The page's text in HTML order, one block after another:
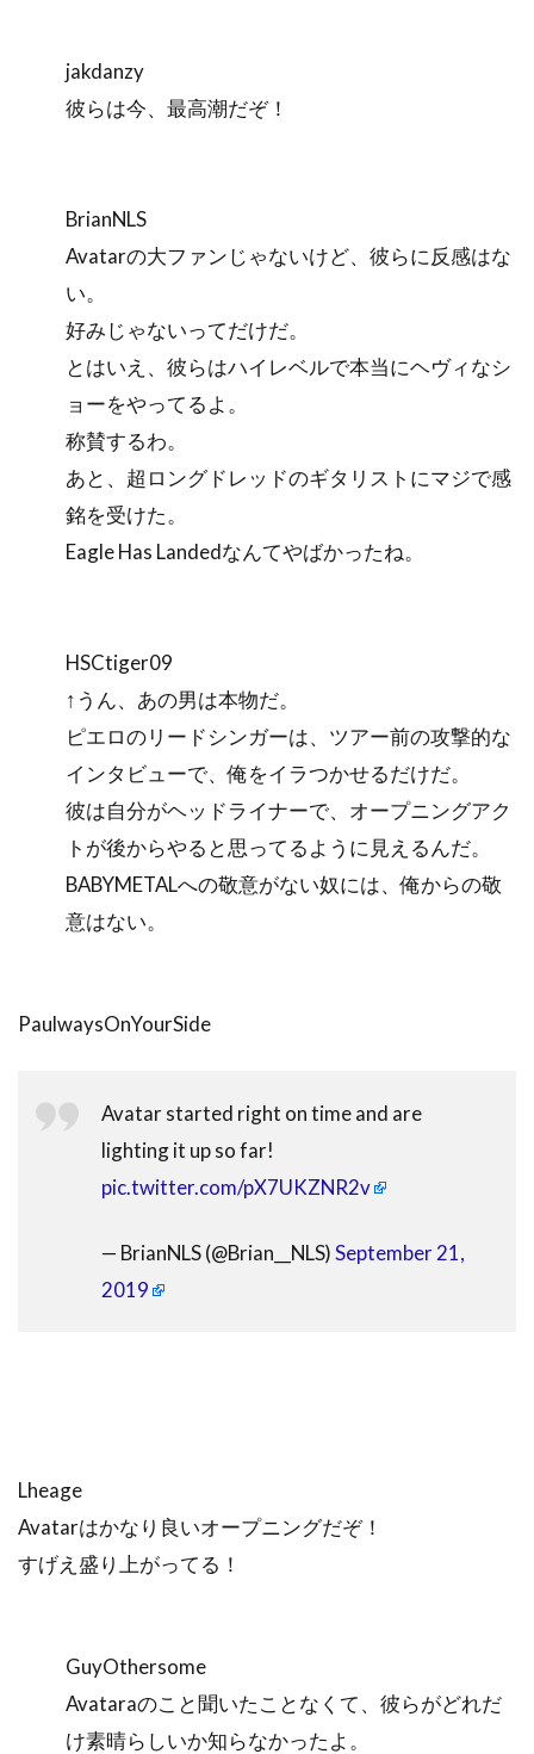
jakdanzy
彼らは今、最高潮だぞ！
BrianNLS
Avatarの大ファンじゃないけど、彼らに反感はな
い。
好みじゃないってだけだ。
とはいえ、彼らはハイレベルで本当にヘヴィなシ
ョーをやってるよ。
称賛するわ。
あと、超ロングドレッドのギタリストにマジで感
銘を受けた。
Eagle Has Landedなんてやばかったね。
HSCtiger09
↑うん、あの男は本物だ。
ピエロのリードシンガーは、ツアー前の攻撃的な
インタビューで、俺をイラつかせるだけだ。
彼は自分がヘッドライナーで、オープニングアク
トが後からやると思ってるように見えるんだ。
BABYMETALへの敬意がない奴には、俺からの敬
意はない。
PaulwaysOnYourSide
Avatar started right on time and are
lighting it up so far!
pic.twitter.com/pX7UKZNR2v
— BrianNLS (@Brian__NLS)September 21,
2019
Lheage
Avatarはかなり良いオープニングだぞ！
すげえ盛り上がってる！
GuyOthersome
Avataraのこと聞いたことなくて、彼らがどれだ
け素晴らしいか知らなかったよ。